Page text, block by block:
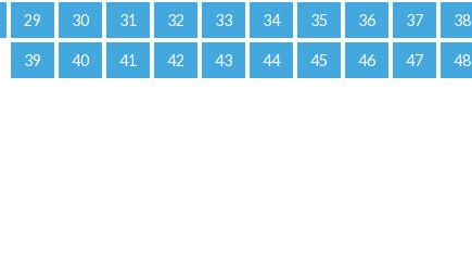
29 30 31 32 33 34 35 36 37 38
39 40 41 42 43 44 45 46 47 48